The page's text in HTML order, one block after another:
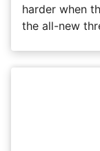
harder when
the all-new